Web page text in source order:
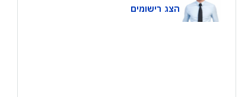
הצג רישומים